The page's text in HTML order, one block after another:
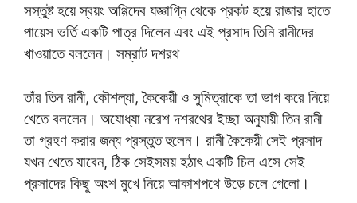
সস্তুষ্ট হয়ে স্বয়ং অগ্গিদেব যজ্ঞাগ্নি থেকে প্রকট হয়ে রাজার হাতে
পায়েস ভর্তি একটি পাত্র দিলেন এবং এই প্রসাদ তিনি রানীদের
খাওয়াতে বললেন। সম্রাট দশরথ
তাঁর তিন রানী, কৌশল্যা, কৈকেয়ী ও সুমিত্রাকে তা ভাগ করে নিয়ে
খেতে বললেন। অযোধ্যা নরেশ দশরথের ইচ্ছা অনুযায়ী তিন রানী
তা গ্রহণ করার জন্য প্রস্তুত হুলেন। রানী কৈকেয়ী সেই প্রসাদ
যখন খেতে যাবেন, ঠিক সেইসময় হঠাৎ একটি চিল এসে সেই
প্রসাদের কিছু অংশ মুখে নিয়ে আকাশপথে উড়ে চলে গেলো।